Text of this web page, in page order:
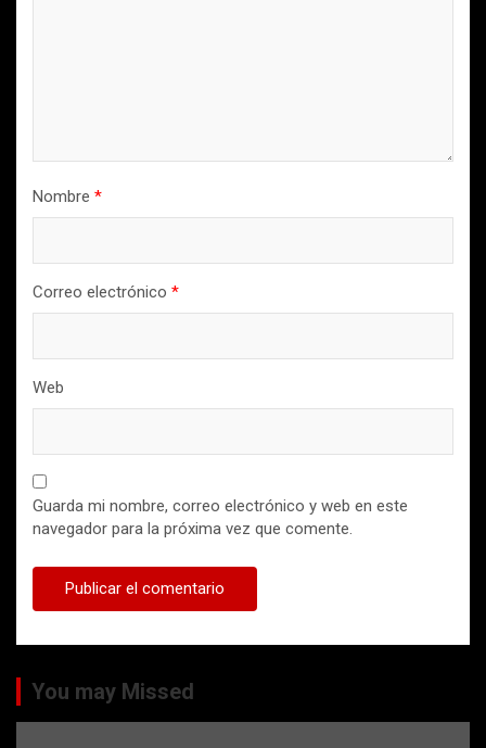
Nombre *
Correo electrónico *
Web
Guarda mi nombre, correo electrónico y web en este
navegador para la próxima vez que comente.
You may Missed